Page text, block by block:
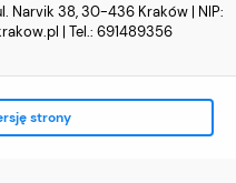
Narvik 38, 30-436 Kraków | NIP:
| Tel.: 691489356
strony